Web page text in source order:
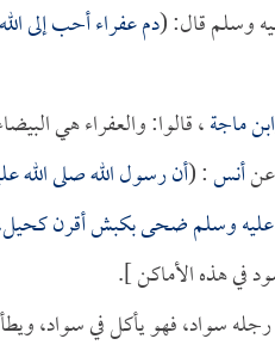
وسلم قال: (دم عفراء أحب إلى
ابن ماجة، قالوا: والعفراء هي
عنأنس: (أن رسول الله صلى الله
عليه وسلم ضحى بكبش أقرن
في هذه الأماكن ].
سواد، فهو يأكل في سواد،